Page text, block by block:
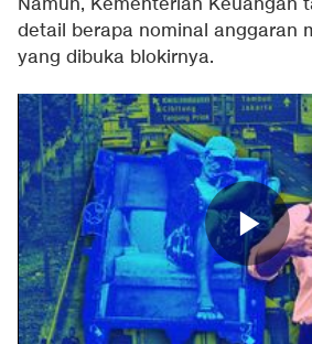
Namun, Kementerian Keuangan
detail berapa nominal anggaran
yang dibuka blokirnya.